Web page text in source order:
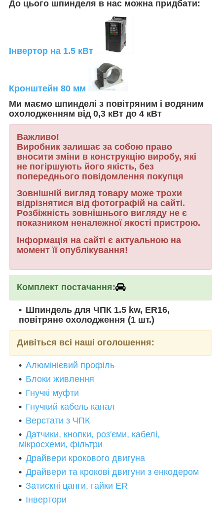
До цього шпинделя в нас можна придбати:
Інвертор на 1.5 кВт
Кронштейн 80 мм
Ми маємо шпинделі з повітряним і водяним
охолодженням від 0,3 кВт до 4 кВт
Важливо!
Виробник залишає за собою право
вносити зміни в конструкцію виробу, які
не погіршують його якість, без
попереднього повідомлення покупця
Зовнішній вигляд товару може трохи
відрізнятися від фотографій на сайті.
Розбіжність зовнішнього вигляду не є
показником неналежної якості пристрою.
Інформація на сайті є актуальною на
момент її опублікування!
Комплект постачання:
Шпиндель для ЧПК 1.5 kw, ER16,
повітряне охолодження (1 шт.)
Дивіться всі наші оголошення:
Алюмінієвий профіль
Блоки живлення
Гнучкі муфти
Гнучкий кабель канал
Верстати з ЧПК
Датчики, кнопки, роз'єми, кабелі,
мікросхеми, фільтри
Драйвери крокового двигуна
Драйвери та крокові двигуни з енкодером
Затискні цанги, гайки ER
Інвертори